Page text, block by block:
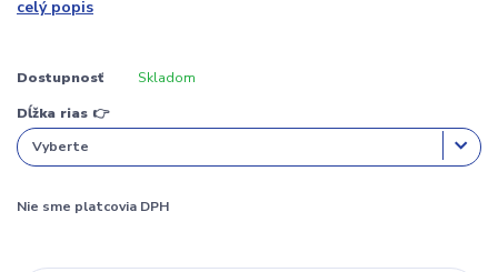
celý popis
Dostupnosť Skladom
Dĺžka rias 👉
Nie sme platcovia DPH